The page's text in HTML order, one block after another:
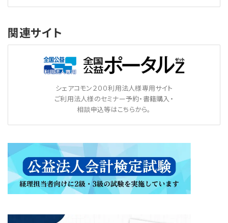
関連サイト
シェアコモン２００利用法人様専用サイト
ご利用法人様のセミナー予約・書籍購入・
相談申込等はこちらから。